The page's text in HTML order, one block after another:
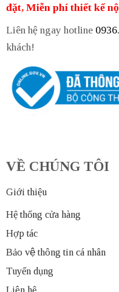
đặt, Miễn phí thiết kế
Liên hệ ngay hotline
khách!
VỀ CHÚNG TÔI
Giới thiệu
Hệ thống cửa hàng
Hợp tác
Bảo vệ thông tin cá nhân
Tuyển dụng
Liên hệ